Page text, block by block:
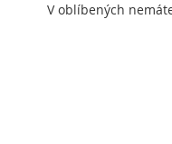
V oblíbených